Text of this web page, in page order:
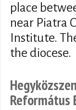
place
near Piatra
Institute.
the diocese.
Református